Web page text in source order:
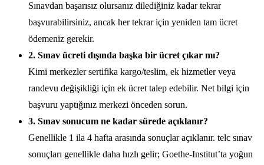
Sınavdan başarısız olursanız dilediğiniz kadar tekrar
başvurabilirsiniz, ancak her tekrar için yeniden tam ücret
ödemeniz gerekir.
2. Sınav ücreti dışında başka bir ücret çıkar mı?
Kimi merkezler sertifika kargo/teslim, ek hizmetler veya
randevu değişikliği için ek ücret talep edebilir. Net bilgi için
başvuru yaptığınız merkezi önceden sorun.
3. Sınav sonucum ne kadar sürede açıklanır?
Genellikle 1 ila 4 hafta arasında sonuçlar açıklanır. telc sınav
sonuçları genellikle daha hızlı gelir; Goethe-Institut’ta yoğun